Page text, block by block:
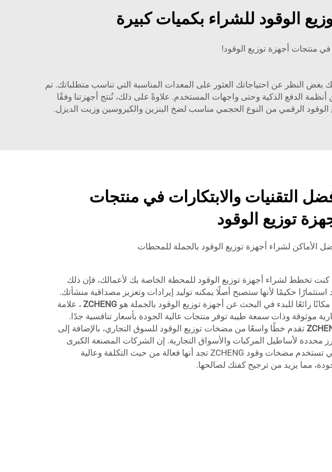
الوقود للشراء بكميات كبيرة
منتجات أجهزة توزيع الوقود!
النظر عن احتياجاتك العثور على المعدات المناسبة التي تناسب متطلباتك. تم
أنظمة الدفع الذكية وحتى واجهات المستخدم. علاوةً على ذلك، نُنتج أجهزتنا وفقًا
الوقود الرقمي من النوع الحجمي مناسب لضخ البنزين والكيروسين وزيت الديزل.
التقنيات والابتكارات في منتجات
توزيع الوقود
الأماكن لشراء أجهزة توزيع الوقود بالجملة للمحطات
كنت تخطط لشراء أجهزة توزيع الوقود للمحطة الخاصة بك لأعمالك، فإن ذلك
استثمارًا حكيمًا لأنها ستصبح أصلًا يمكنه توليد إيرادات وتعزيز مصداقية منشأتك.
مكانًا رائعًا للبدء في البحث عن أجهزة توزيع الوقود بالجملة هو ZCHENG ، علامة
موثوقة وذات سمعة طيبة توفر منتجات عالية الجودة بأسعار تنافسية جدًا.
تقدم خطًا واسعًا من مضخات توزيع الوقود للسوق التجاري، بالإضافة إلى
محددة لأساطيل المركبات والأسواق التجارية. إن الشركات المصنعة الكبرى
التي تستخدم مضخات وقود ZCHENG تجد أنها فعالة من حيث التكلفة وعالية
مما يزيد من ترجيح كفتك لصالحها.